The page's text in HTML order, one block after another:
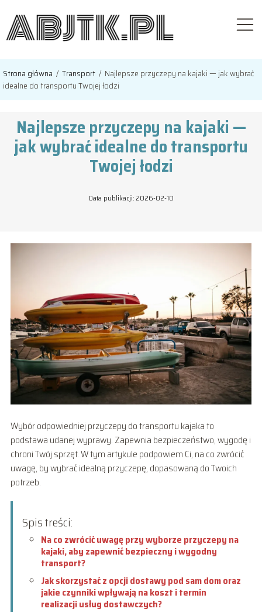
Strona główna / Transport / Najlepsze przyczepy na kajaki — jak wybrać
idealne do transportu Twojej łodzi
Najlepsze przyczepy na kajaki —
jak wybrać idealne do transportu
Twojej łodzi
Data publikacji: 2026-02-10
Wybór odpowiedniej przyczepy do transportu kajaka to
podstawa udanej wyprawy. Zapewnia bezpieczeństwo, wygodę i
chroni Twój sprzęt. W tym artykule podpowiem Ci, na co zwrócić
uwagę, by wybrać idealną przyczepę, dopasowaną do Twoich
potrzeb.
Spis treści:
Na co zwrócić uwagę przy wyborze przyczepy na
kajaki, aby zapewnić bezpieczny i wygodny
transport?
Jak skorzystać z opcji dostawy pod sam dom oraz
jakie czynniki wpływają na koszt i termin
realizacji usług dostawczych?